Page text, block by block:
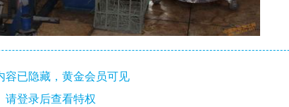
已隐藏，黄金会员可见
请登录后查看特权